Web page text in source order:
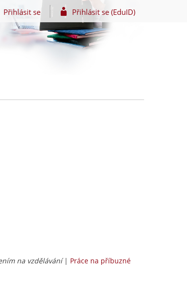
Přihlásit se Přihlásit se (EduID)
na vzdělávání| Práce na příbuzné